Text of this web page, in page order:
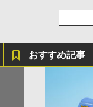
おすすめ記事